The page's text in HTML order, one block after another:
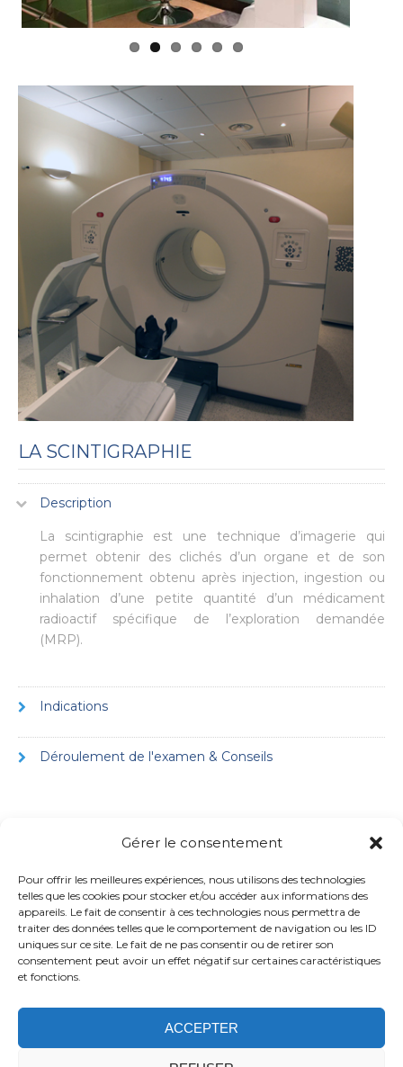
Gérer le consentement
Pour offrir les meilleures expériences, nous utilisons des technologies
telles que les cookies pour stocker et/ou accéder aux informations des
appareils. Le fait de consentir à ces technologies nous permettra de
traiter des données telles que le comportement de navigation ou les ID
uniques sur ce site. Le fait de ne pas consentir ou de retirer son
consentement peut avoir un effet négatif sur certaines caractéristiques
et fonctions.
ACCEPTER
LA SCINTIGRAPHIE
Description
La scintigraphie est une technique d’imagerie qui
permet obtenir des clichés d’un organe et de son
fonctionnement obtenu après injection, ingestion ou
inhalation d’une petite quantité d’un médicament
radioactif spécifique de l’exploration demandée
(MRP).
Indications
Déroulement de l'examen & Conseils
Politique de confidentialité
Mentions légales